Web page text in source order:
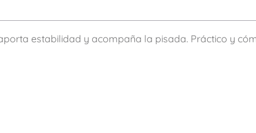
estabilidad y acompaña la pisada. Práctico y